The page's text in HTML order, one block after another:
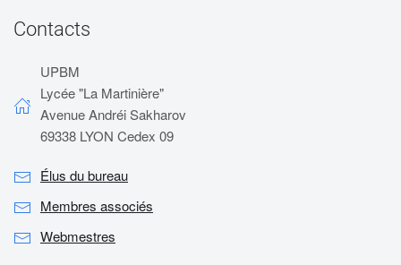
Contacts
UPBM
Lycée "La Martinière"
Avenue Andréi Sakharov
69338 LYON Cedex 09
Élus du bureau
Membres associés
Webmestres